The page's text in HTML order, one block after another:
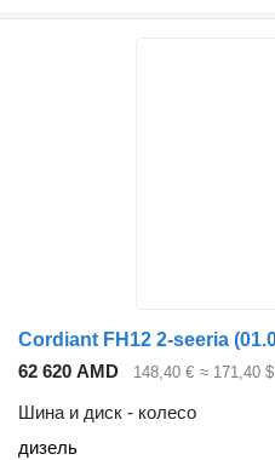
62 620 AMD 148,40 € ≈ 171,40 $
Шина и диск - колесо
дизель